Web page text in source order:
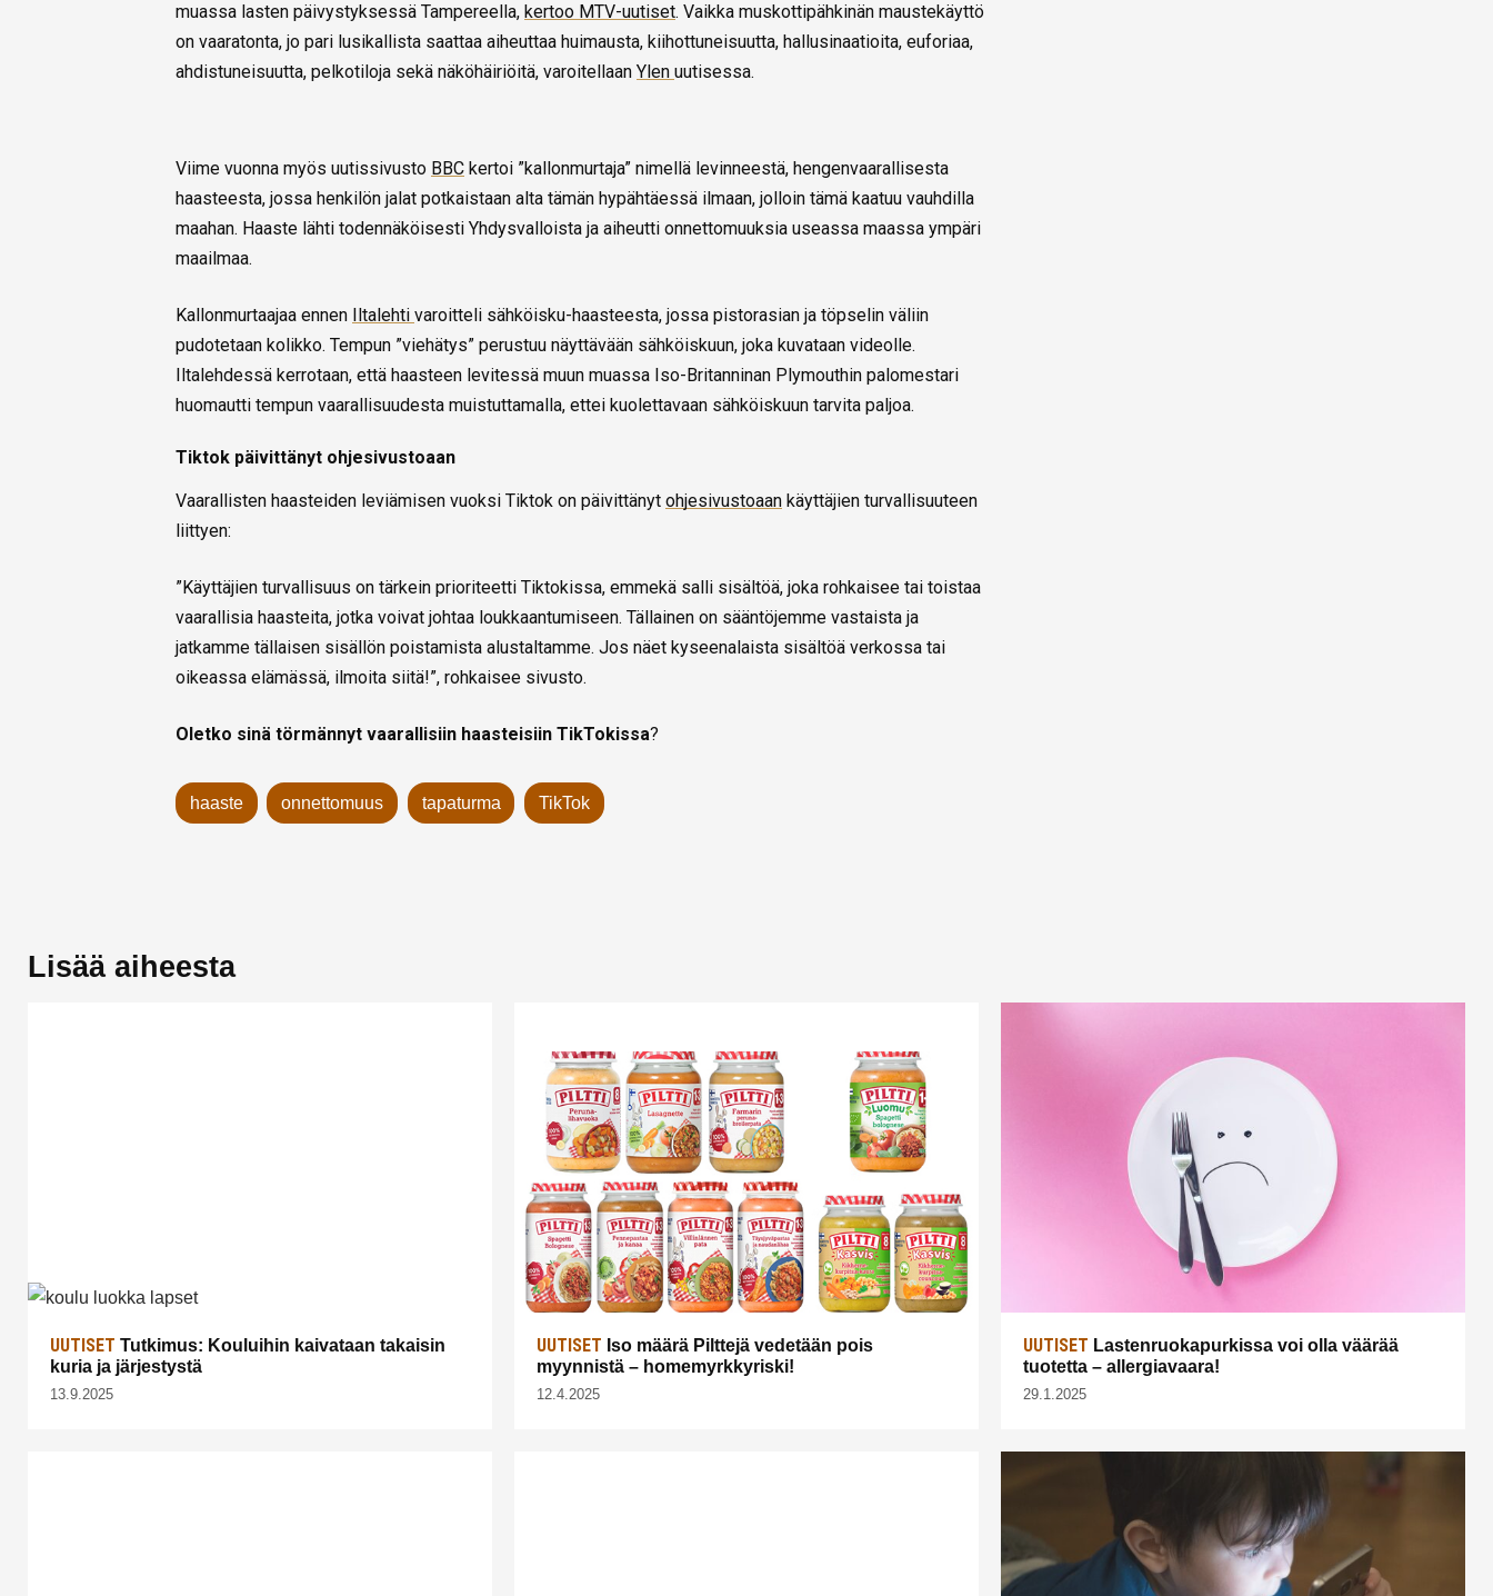
muassa lasten päivystyksessä Tampereella, kertoo MTV-uutiset. Vaikka muskottipähkinän maustekäyttö
on vaaratonta, jo pari lusikallista saattaa aiheuttaa huimausta, kiihottuneisuutta, hallusinaatioita, euforiaa,
ahdistuneisuutta, pelkotiloja sekä näköhäiriöitä, varoitellaan Ylen uutisessa.
Viime vuonna myös uutissivusto BBC kertoi ”kallonmurtaja” nimellä levinneestä, hengenvaarallisesta
haasteesta, jossa henkilön jalat potkaistaan alta tämän hypähtäessä ilmaan, jolloin tämä kaatuu vauhdilla
maahan. Haaste lähti todennäköisesti Yhdysvalloista ja aiheutti onnettomuuksia useassa maassa ympäri
maailmaa.
Kallonmurtaajaa ennen Iltalehti varoitteli sähköisku-haasteesta, jossa pistorasian ja töpselin väliin
pudotetaan kolikko. Tempun ”viehätys” perustuu näyttävään sähköiskuun, joka kuvataan videolle.
Iltalehdessä kerrotaan, että haasteen levitessä muun muassa Iso-Britanninan Plymouthin palomestari
huomautti tempun vaarallisuudesta muistuttamalla, ettei kuolettavaan sähköiskuun tarvita paljoa.
Tiktok päivittänyt ohjesivustoaan
Vaarallisten haasteiden leviämisen vuoksi Tiktok on päivittänyt ohjesivustoaan käyttäjien turvallisuuteen
liittyen:
”Käyttäjien turvallisuus on tärkein prioriteetti Tiktokissa, emmekä salli sisältöä, joka rohkaisee tai toistaa
vaarallisia haasteita, jotka voivat johtaa loukkaantumiseen. Tällainen on sääntöjemme vastaista ja
jatkamme tällaisen sisällön poistamista alustaltamme. Jos näet kyseenalaista sisältöä verkossa tai
oikeassa elämässä, ilmoita siitä!”, rohkaisee sivusto.
Oletko sinä törmännyt vaarallisiin haasteisiin TikTokissa?
haaste onnettomuus tapaturma TikTok
Lisää aiheesta
UUTISET Tutkimus: Kouluihin kaivataan takaisin
kuria ja järjestystä
13.9.2025
UUTISET Iso määrä Pilttejä vedetään pois
myynnistä – homemyrkkyriski!
12.4.2025
UUTISET Lastenruokapurkissa voi olla väärää
tuotetta – allergiavaara!
29.1.2025